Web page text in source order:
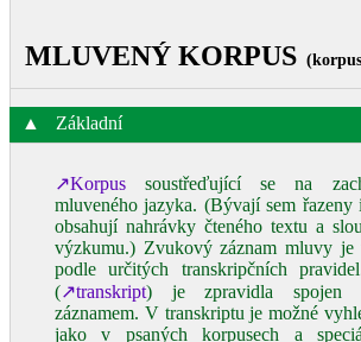
MLUVENÝ KORPUS
▲ Základní
↗Korpus soustřeďující se na
mluveného jazyka. (Bývají sem řazeny
obsahují nahrávky čteného textu a
výzkumu.) Zvukový záznam mluvy je
podle určitých transkripčních
(↗transkript) je zpravidla spojen
záznamem. V transkriptu je možné
jako v psaných korpusech a